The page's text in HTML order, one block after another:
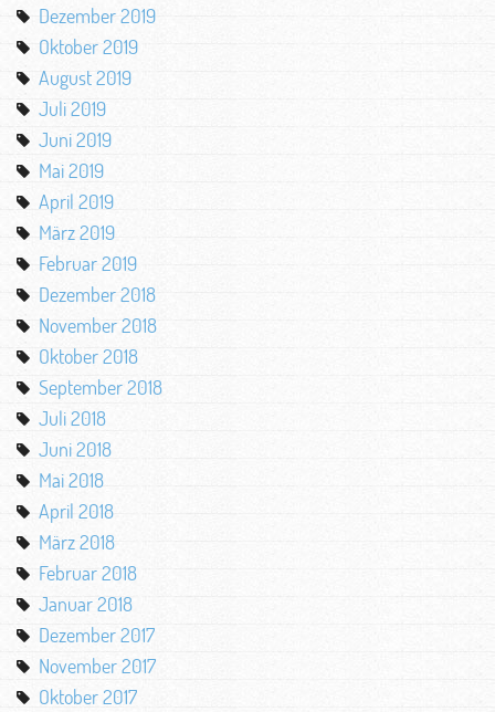
Dezember 2019
Oktober 2019
August 2019
Juli 2019
Juni 2019
Mai 2019
April 2019
März 2019
Februar 2019
Dezember 2018
November 2018
Oktober 2018
September 2018
Juli 2018
Juni 2018
Mai 2018
April 2018
März 2018
Februar 2018
Januar 2018
Dezember 2017
November 2017
Oktober 2017